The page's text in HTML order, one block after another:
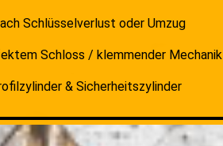
Schlüsselverlust oder Umzug
Schloss / klemmender Mechanik
& Sicherheitszylinder